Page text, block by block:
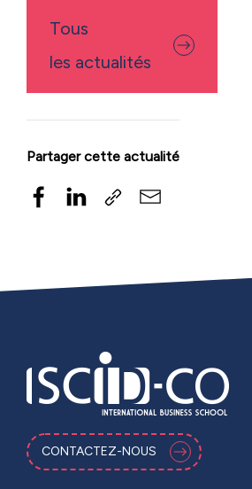
Tous
les actualités
Partager cette actualité
CONTACTEZ-NOUS